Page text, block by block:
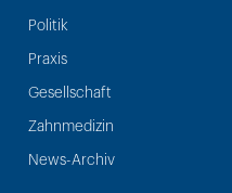
Politik
Praxis
Gesellschaft
Zahnmedizin
News-Archiv